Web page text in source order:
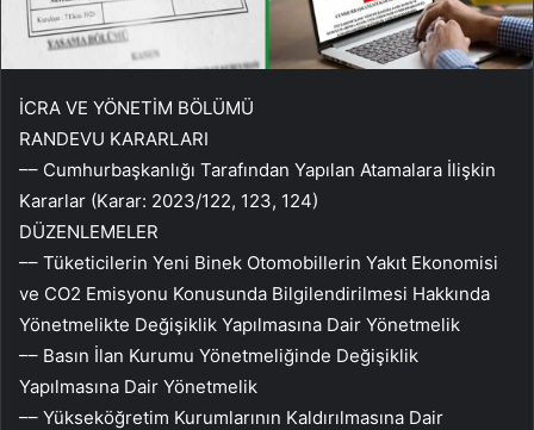
İCRA VE YÖNETİM BÖLÜMÜ
RANDEVU KARARLARI
–– Cumhurbaşkanlığı Tarafından Yapılan Atamalara İlişkin
Kararlar (Karar: 2023/122, 123, 124)
DÜZENLEMELER
–– Tüketicilerin Yeni Binek Otomobillerin Yakıt Ekonomisi
ve CO2 Emisyonu Konusunda Bilgilendirilmesi Hakkında
Yönetmelikte Değişiklik Yapılmasına Dair Yönetmelik
–– Basın İlan Kurumu Yönetmeliğinde Değişiklik
Yapılmasına Dair Yönetmelik
–– Yükseköğretim Kurumlarının Kaldırılmasına Dair